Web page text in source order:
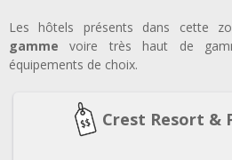
Les hôtels présents dans cette
gamme voire très haut de
équipements de choix.
Crest Resort &